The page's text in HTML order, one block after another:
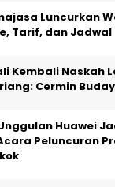
Luncurkan
Tarif, dan
Kembali Naskah
Cermin
Huawei
Peluncuran